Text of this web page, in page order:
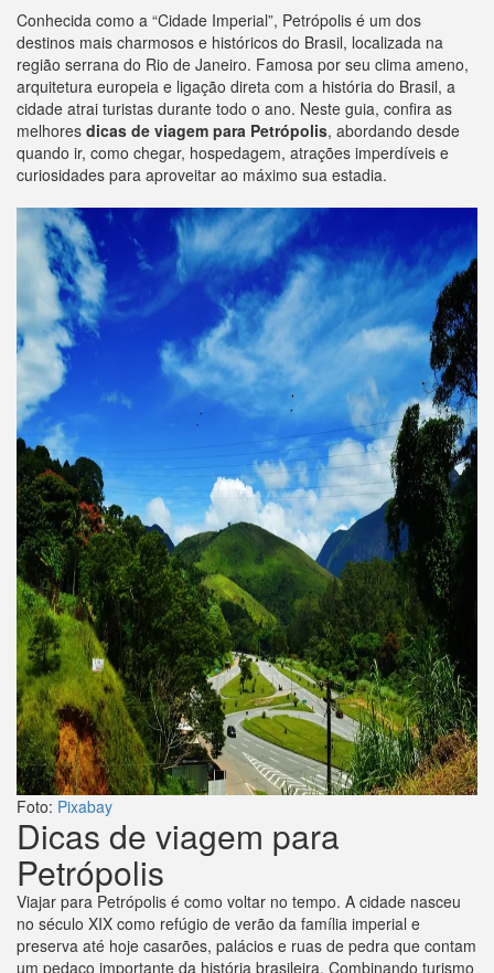
Conhecida como a “Cidade Imperial”, Petrópolis é um dos
destinos mais charmosos e históricos do Brasil, localizada na
região serrana do Rio de Janeiro. Famosa por seu clima ameno,
arquitetura europeia e ligação direta com a história do Brasil, a
cidade atrai turistas durante todo o ano. Neste guia, confira as
melhores dicas de viagem para Petrópolis, abordando desde
quando ir, como chegar, hospedagem, atrações imperdíveis e
curiosidades para aproveitar ao máximo sua estadia.
Foto: Pixabay
Dicas de viagem para
Petrópolis
Viajar para Petrópolis é como voltar no tempo. A cidade nasceu
no século XIX como refúgio de verão da família imperial e
preserva até hoje casarões, palácios e ruas de pedra que contam
um pedaço importante da história brasileira. Combinando turismo